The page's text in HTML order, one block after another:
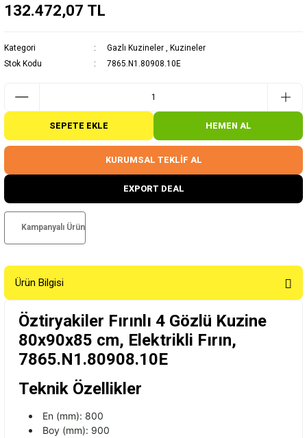
132.472,07 TL
Kategori Gazlı Kuzineler
Kuzineler
Stok Kodu
7865.N1.80908.10E
SEPETE EKLE HEMEN AL
KURUMSAL TEKLİF AL
EXPORT DEAL
Kampanyalı Ürün
Ürün Bilgisi
Öztiryakiler Fırınlı 4 Gözlü Kuzine
80x90x85 cm, Elektrikli Fırın,
7865.N1.80908.10E
Teknik Özellikler
En (mm): 800
Boy (mm): 900